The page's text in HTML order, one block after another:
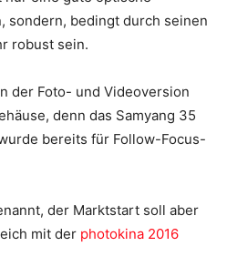
sondern, bedingt durch seinen
robust sein.
der Foto- und Videoversion
denn das Samyang 35
bereits für Follow-Focus-
der Marktstart soll aber
mit der photokina 2016